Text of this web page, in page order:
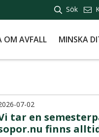
Sök
OM AVFALL MINSKA
07-02
tar en
finns